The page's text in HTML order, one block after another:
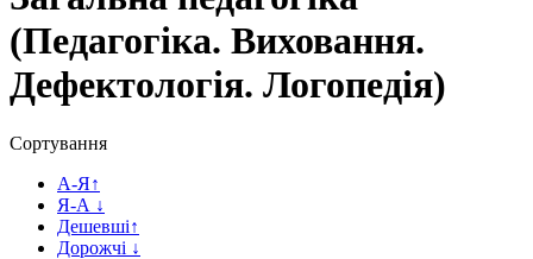
(Педагогіка. Виховання.
Дефектологія. Логопедія)
Сортування
А-Я↑
Я-А ↓
Дешевші↑
Дорожчі ↓